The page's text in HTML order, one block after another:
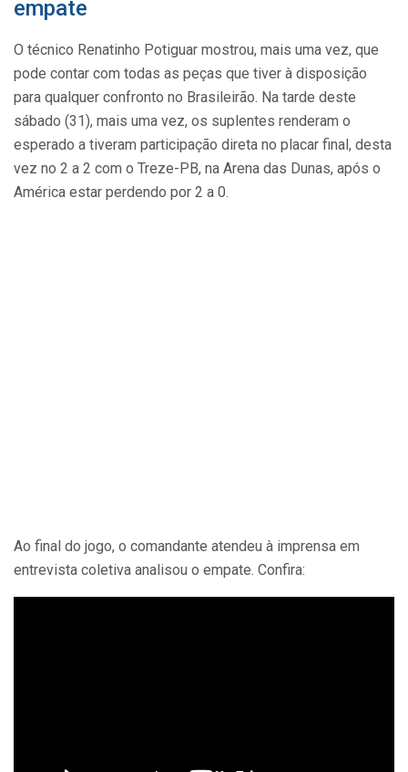
empate
O técnico Renatinho Potiguar mostrou, mais uma vez, que
pode contar com todas as peças que tiver à disposição
para qualquer confronto no Brasileirão. Na tarde deste
sábado (31), mais uma vez, os suplentes renderam o
esperado a tiveram participação direta no placar final, desta
vez no 2 a 2 com o Treze-PB, na Arena das Dunas, após o
América estar perdendo por 2 a 0.
Ao final do jogo, o comandante atendeu à imprensa em
entrevista coletiva analisou o empate. Confira: